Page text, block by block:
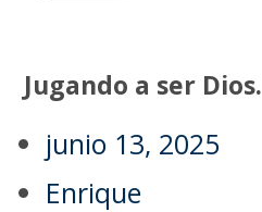
Jugando a ser Dios.
junio 13, 2025
Enrique